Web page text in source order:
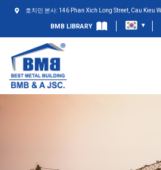
호치민 본사: 146 Phan Xich Long Street, Cau Kieu
BMB LIBRARY